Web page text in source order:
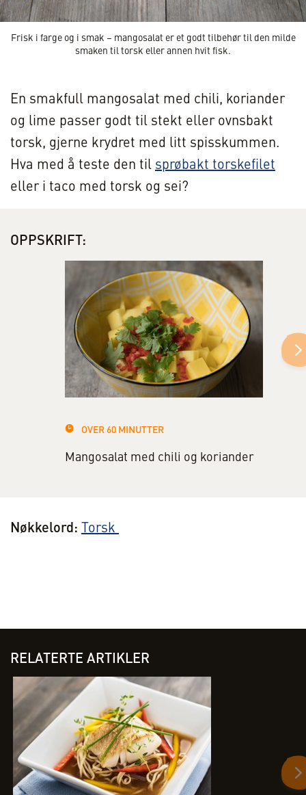
Frisk i farge og i smak – mangosalat er et godt tilbehør til den milde
smaken til torsk eller annen hvit fisk.
En smakfull mangosalat med chili, koriander
og lime passer godt til stekt eller ovnsbakt
torsk, gjerne krydret med litt spisskummen.
Hva med å teste den til sprøbakt torskefilet
eller i taco med torsk og sei?
OPPSKRIFT:
OVER 60 MINUTTER
Mangosalat med chili og koriander
Nøkkelord: Torsk
RELATERTE ARTIKLER